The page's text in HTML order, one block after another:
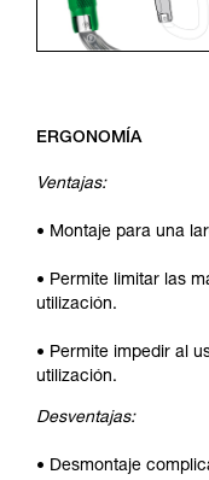
ERGONOMÍA
Ventajas:
• Montaje para una
• Permite limitar las
utilización.
• Permite impedir al
utilización.
Desventajas:
• Desmontaje